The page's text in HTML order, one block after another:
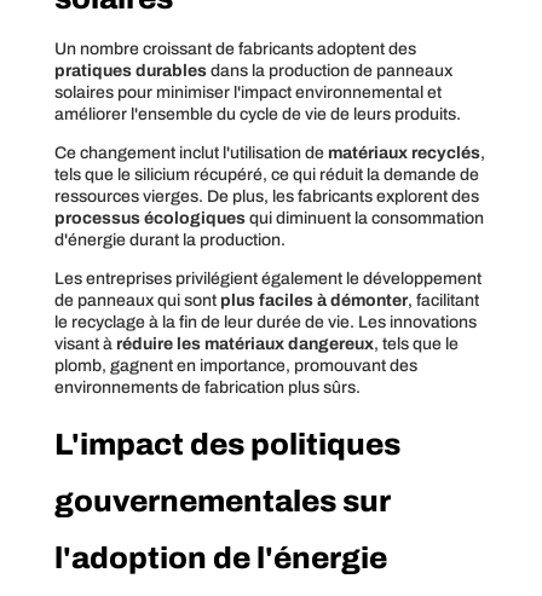
Un nombre croissant de fabricants adoptent des
pratiques durablesdans la production de panneaux
solaires pour minimiser l'impact environnemental et
améliorer l'ensemble du cycle de vie de leurs produits.
Ce changement inclut l'utilisation de matériaux recyclés,
tels que le silicium récupéré, ce qui réduit la demande de
ressources vierges. De plus, les fabricants explorent des
processus écologiquesqui diminuent la consommation
d'énergie durant la production.
Les entreprises privilégient également le développement
de panneaux qui sont plus faciles à démonter, facilitant
le recyclage à la fin de leur durée de vie. Les innovations
visant à réduire les matériaux dangereux, tels que le
plomb, gagnent en importance, promouvant des
environnements de fabrication plus sûrs.
L'impact des politiques
gouvernementales sur
l'adoption de l'énergie